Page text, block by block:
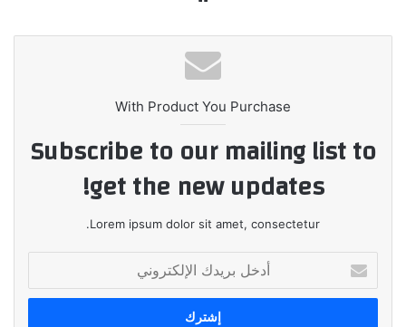
With Product You Purchase
Subscribe to our mailing list to
get the new updates!
Lorem ipsum dolor sit amet, consectetur.
بريدك
الإلكتروني